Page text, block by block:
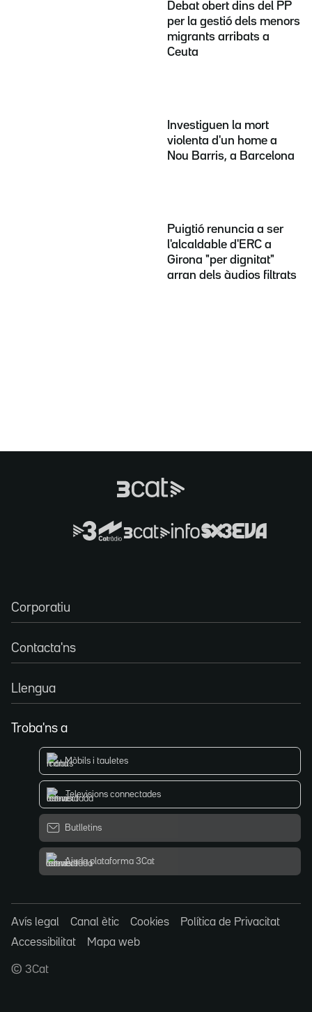
Debat obert dins del PP
per la gestió dels menors
migrants arribats a
Ceuta
Investiguen la mort
violenta d'un home a
Nou Barris, a Barcelona
Puigtió renuncia a ser
l'alcaldable d'ERC a
Girona "per dignitat"
arran dels àudios filtrats
Corporatiu
Contacta'ns
Llengua
Troba'ns a
Mòbils i tauletes
Televisions connectades
Butlletins
Ajuda plataforma 3Cat
Avís legal Canal ètic Cookies
Política de Privacitat
Accessibilitat
Mapa web
© 3Cat